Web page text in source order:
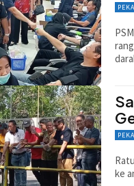
ke